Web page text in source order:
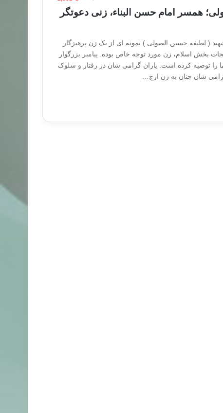
همسر امام حسن البناء، زنی دعوتگر
( لطیفه حسین الصولی ) نمونه ای از یک زن پرهیزگار
بخش اسلام، زن مورد توجه خاص بوده. پیامبر بزرگوار
ما را توصیه کرده است. یاران گرامی شان در رفتار و سلوک
‏شان چنان به زن ارج…